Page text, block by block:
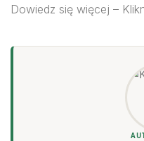
Dowiedz się więcej –